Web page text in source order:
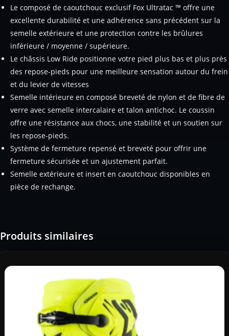
Le composé de caoutchouc exclusif Fox Ultratac ™ offre une
excellente durabilité et une adhérence sans précédent sur la
semelle extérieure et une protection contre les brûlures
inférieure / moyenne / supérieure.
Le châssis Low Ride positionne votre pied plus bas et plus près
des repose-pieds pour une meilleure sensation autour du frein
et du levier de vitesses
Semelle intérieure en composé breveté de nylon et de fibre de
verre avec semelle intercalaire et talon antichoc. Le coussin
offre une résistance aux chocs, une stabilité et un soutien sur
les repose-pieds.
Système de fermeture repensé et breveté pour offrir une
fermeture sécurisée et un ajustement parfait.
Semelle extérieure et insert en caoutchouc disponibles en
pièce de rechange.
Produits similaires